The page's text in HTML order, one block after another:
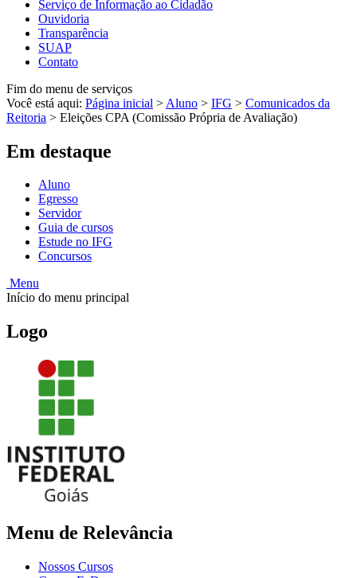
Serviço de Informação ao Cidadão
Ouvidoria
Transparência
SUAP
Contato
Fim do menu de serviços
Você está aqui: Página inicial > Aluno > IFG > Comunicados da
Reitoria > Eleições CPA (Comissão Própria de Avaliação)
Em destaque
Aluno
Egresso
Servidor
Guia de cursos
Estude no IFG
Concursos
Menu
Início do menu principal
Logo
Menu de Relevância
Nossos Cursos